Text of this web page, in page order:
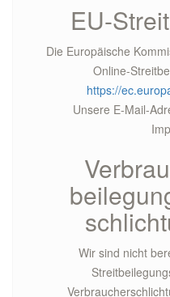
EU-
Die Europäische
Online-
https://
Unsere E-Mail-
Wir sind nicht